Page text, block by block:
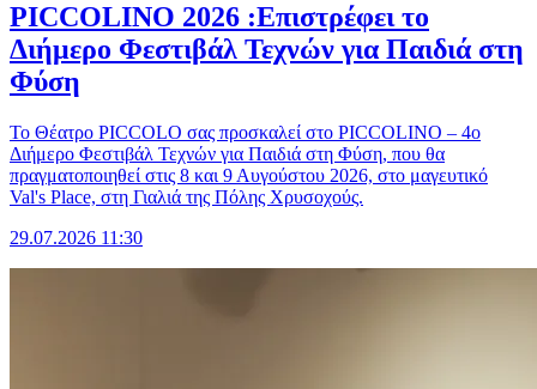
PICCOLINO 2026 :Επιστρέφει το
Διήμερο Φεστιβάλ Τεχνών για Παιδιά στη
Φύση
Το Θέατρο PICCOLO σας προσκαλεί στο PICCOLINO – 4ο
Διήμερο Φεστιβάλ Τεχνών για Παιδιά στη Φύση, που θα
πραγματοποιηθεί στις 8 και 9 Αυγούστου 2026, στο μαγευτικό
Val's Place, στη Γιαλιά της Πόλης Χρυσοχούς.
29.07.2026 11:30